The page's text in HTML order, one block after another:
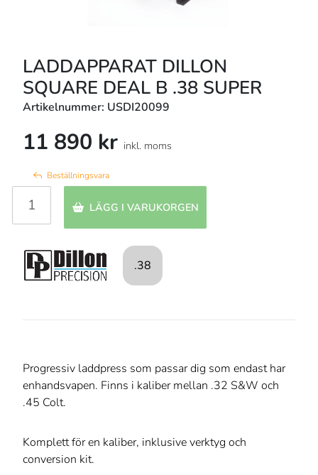
LADDAPPARAT DILLON
SQUARE DEAL B .38 SUPER
Artikelnummer: USDI20099
11 890 kr inkl. moms
Beställningsvara
LÄGG I VARUKORGEN
.38
Progressiv laddpress som passar dig som endast har
enhandsvapen. Finns i kaliber mellan .32 S&W och
.45 Colt.
Komplett för en kaliber, inklusive verktyg och
conversion kit.